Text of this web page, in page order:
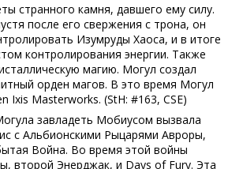
странного камня, давшего ему силу.
после его свержения с трона, он
Изумруды Хаоса, и в итоге
контролирования энергии. Также
магию. Могул создал
орден магов. В это время Могул
Ixis Masterworks. (StH: #163, CSE)
завладеть Мобиусом вызвала
с Альбионскими Рыцарями Авроры,
Война. Во время этой войны
второй Энерджак, и Days of Fury. Эта